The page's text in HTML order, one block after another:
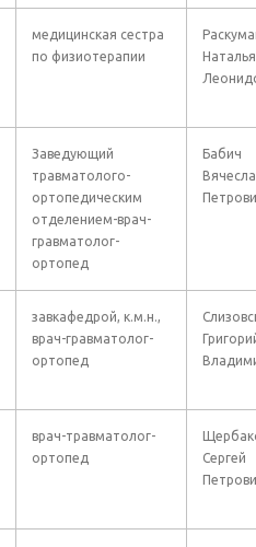
медицинская сестра
по физиотерапии
Наталья
Заведующий
травматолого-
ортопедическим
отделением-врач-
гравматолог-
ортопед
Бабич
завкафедрой, к.м.н.,
врач-гравматолог-
ортопед
врач-травматолог-
ортопед
Сергей